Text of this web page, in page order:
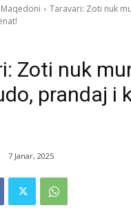
Maqedoni
Taravari: Zoti nuk
Zoti nuk
prandaj i
7 Janar, 2025